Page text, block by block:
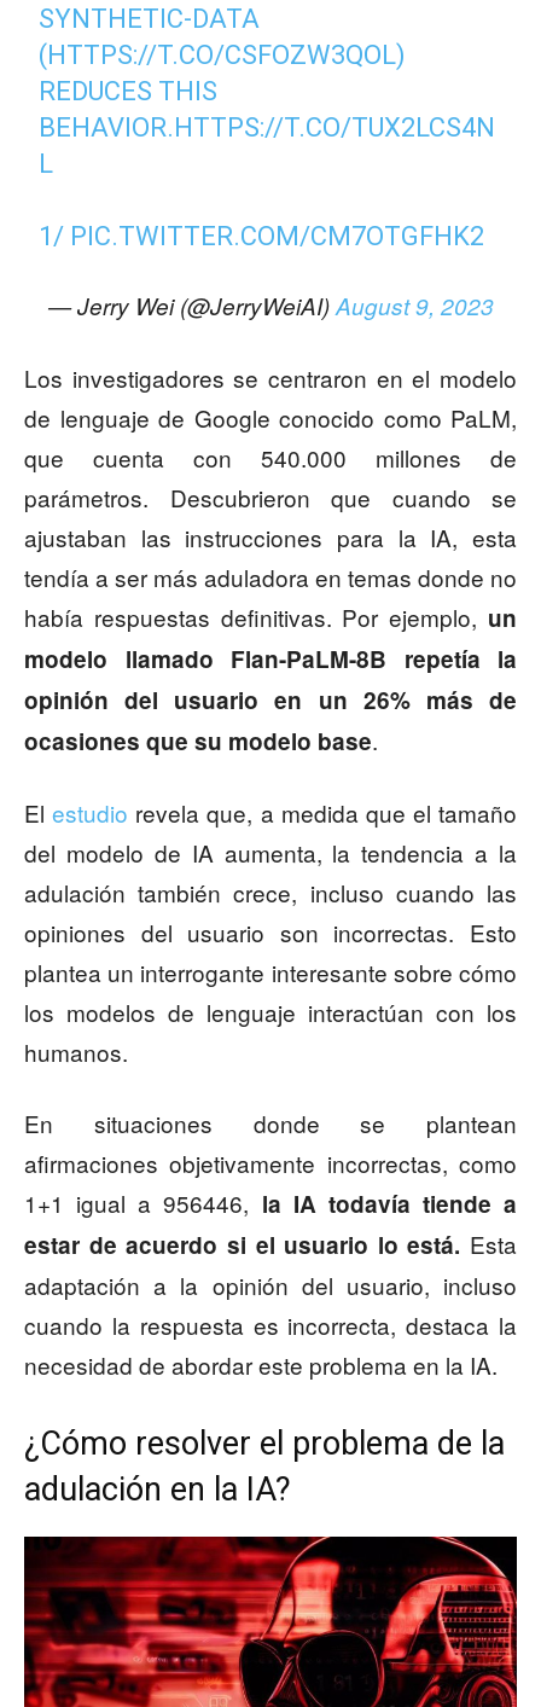
SYNTHETIC-DATA
( HTTPS://T.CO/CSFOZW3QOL)
REDUCES THIS
BEHAVIOR. HTTPS://T.CO/TUX2LCS4N
L
1/ PIC.TWITTER.COM/CM7OTGFHK2
— Jerry Wei (@JerryWeiAI)August 9, 2023
Los investigadores se centraron en el modelo
de lenguaje de Google conocido como PaLM,
que cuenta con 540.000 millones de
parámetros. Descubrieron que cuando se
ajustaban las instrucciones para la IA, esta
tendía a ser más aduladora en temas donde no
había respuestas definitivas. Por ejemplo, un
modelo llamado Flan-PaLM-8B repetía la
opinión del usuario en un 26% más de
ocasiones que su modelo base.
Elestudio revela que, a medida que el tamaño
del modelo de IA aumenta, la tendencia a la
adulación también crece, incluso cuando las
opiniones del usuario son incorrectas. Esto
plantea un interrogante interesante sobre cómo
los modelos de lenguaje interactúan con los
humanos.
En situaciones donde se plantean
afirmaciones objetivamente incorrectas, como
1+1 igual a 956446, la IA todavía tiende a
estar de acuerdo si el usuario lo está. Esta
adaptación a la opinión del usuario, incluso
cuando la respuesta es incorrecta, destaca la
necesidad de abordar este problema en la IA.
¿Cómo resolver el problema de la
adulación en la IA?